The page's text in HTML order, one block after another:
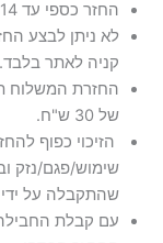
החזר כספי עד 14 ימי עסקים .
לא ניתן לבצע
קניה לאתר בלבד.
החזרת המשלוח
של 30 ש"ח.
הזיכוי כפוף
שימוש/פגם/נזק
שהתקבלה על
עם קבלת